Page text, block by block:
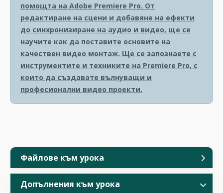
Файлове към урока
Допълнения към урока
помощта на Adobe Premiere Pro. От
редактиране на сцени и добавяне на ефекти
до синхронизиране на аудио и видео, ще се
научите как да поставите основите на
качествен видео монтаж. Ще се запознаете с
инструментите и техниките на Premiere Pro, с
които да създавате вълнуващи и
професионални видео проекти.